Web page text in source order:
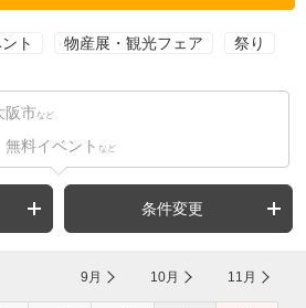
ト 物産展・観光フェア 祭り
阪市 など
無料イベント など
条件変更
9月 10月 11月